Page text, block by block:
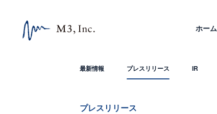
ホーム
最新情報 プレスリリース IR
プレスリリース